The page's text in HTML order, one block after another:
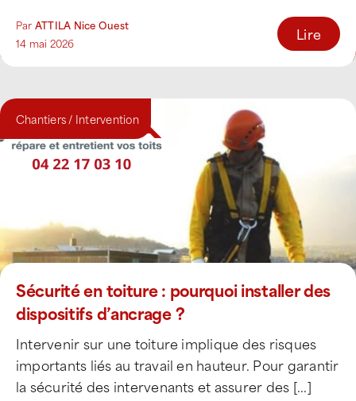
Par ATTILA Nice Ouest
14 mai 2026
Lire
Chantiers / Intervention
Sécurité en toiture : pourquoi installer des
dispositifs d’ancrage ?
Intervenir sur une toiture implique des risques
importants liés au travail en hauteur. Pour garantir
la sécurité des intervenants et assurer des [...]